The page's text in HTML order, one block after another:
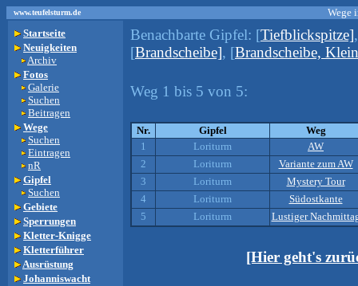
www.teufelsturm.de
Wege
Startseite
Neuigkeiten
Archiv
Fotos
Galerie
Suchen
Beitragen
Wege
Suchen
Eintragen
nR
Gipfel
Suchen
Gebiete
Sperrungen
Kletter-Knigge
Kletterführer
Ausrüstung
Johanniswacht
Benachbarte Gipfel: [Tiefblickspitze]
[Brandscheibe], [Brandscheibe,
Weg 1 bis 5 von 5:
Nr. Gipfel
Weg
1
Loriturm
AW
2
Loriturm
Variante zum AW
3
Loriturm
Mystery Tour
4
Loriturm
Südostkante
5
Loriturm Lustiger
[Hier geht's